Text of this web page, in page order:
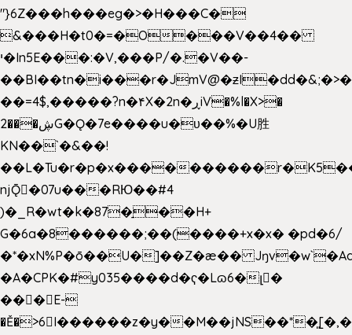
"}6Z���h���eg�>�H���C�
&���H�t0�=�O���V��4��
י�In5E���:�V,���P/�.�V��-
��=4$,�����?n�۴X�2n�ڕiV�%l�X>�
2���ڜG�Ǫ�7e����u�υ��%�U胜
KN��`�&��!
��L�Tu�r�p�x����
njǬ�07u���RЮ��#4
)�_R�wt�k�87�̠��H+
G�6a�8������;��(����+x�x� �pd�6/
�*�xN%P�ō��U�]��Z�æ��
�A�CPK�#y035����d�ҁ�Lɷ6�լ�
���E-
�Ě�>6򁊔I������z�y�